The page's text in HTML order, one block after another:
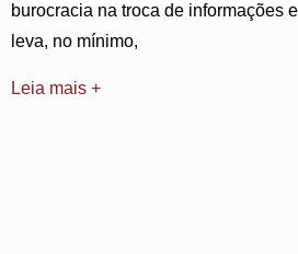
burocracia na troca de informações
leva, no mínimo,
Leia mais +